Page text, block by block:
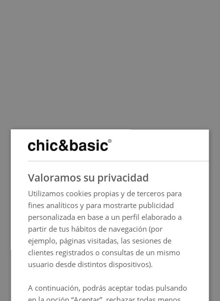
SPANISH
FRENCH
ITALIAN
PORTUGUESE
Valoramos su privacidad
Utilizamos cookies propias y de terceros para
fines analíticos y para mostrarte publicidad
personalizada en base a un perfil elaborado a
partir de tus hábitos de navegación (por
ejemplo, páginas visitadas, las sesiones de
clientes registrados o consultas de un mismo
usuario desde distintos dispositivos).
A continuación, podrás aceptar todas pulsando